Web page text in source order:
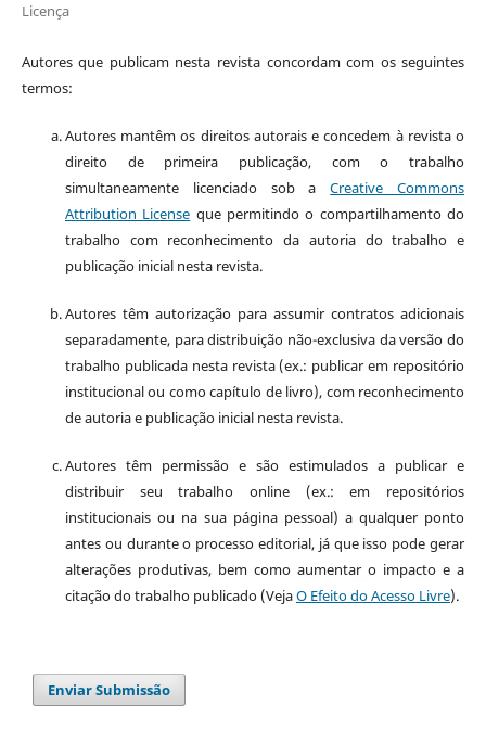
Licença
Autores que publicam nesta revista concordam com os seguintes
termos:
Autores mantêm os direitos autorais e concedem à revista o
direito de primeira publicação, com o trabalho
simultaneamente licenciado sob aCreative Commons
Attribution License que permitindo o compartilhamento do
trabalho com reconhecimento da autoria do trabalho e
publicação inicial nesta revista.
Autores têm autorização para assumir contratos adicionais
separadamente, para distribuição não-exclusiva da versão do
trabalho publicada nesta revista (ex.: publicar em repositório
institucional ou como capítulo de livro), com reconhecimento
de autoria e publicação inicial nesta revista.
Autores têm permissão e são estimulados a publicar e
distribuir seu trabalho online (ex.: em repositórios
institucionais ou na sua página pessoal) a qualquer ponto
antes ou durante o processo editorial, já que isso pode gerar
alterações produtivas, bem como aumentar o impacto e a
citação do trabalho publicado (VejaO Efeito do Acesso Livre).
Enviar Submissão